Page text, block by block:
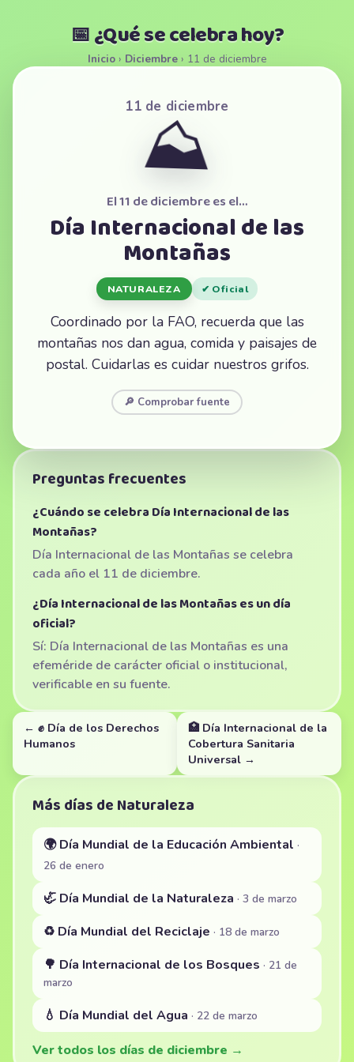
📅 ¿Qué se celebra hoy?
Inicio› Diciembre› 11 de diciembre
11 de diciembre
⛰️
El 11 de diciembre es el…
Día Internacional de las
Montañas
NATURALEZA ✔ Oficial
Coordinado por la FAO, recuerda que las
montañas nos dan agua, comida y paisajes de
postal. Cuidarlas es cuidar nuestros grifos.
🔎 Comprobar fuente
Preguntas frecuentes
¿Cuándo se celebra Día Internacional de las
Montañas?
Día Internacional de las Montañas se celebra
cada año el 11 de diciembre.
¿Día Internacional de las Montañas es un día
oficial?
Sí: Día Internacional de las Montañas es una
efeméride de carácter oficial o institucional,
verificable en su fuente.
← ✊ Día de los Derechos
Humanos
🏥 Día Internacional de la
Cobertura Sanitaria
Universal →
Más días de Naturaleza
🌍 Día Mundial de la Educación Ambiental ·
26 de enero
🦏 Día Mundial de la Naturaleza · 3 de marzo
♻️ Día Mundial del Reciclaje · 18 de marzo
🌳 Día Internacional de los Bosques · 21 de
marzo
💧 Día Mundial del Agua · 22 de marzo
Ver todos los días de diciembre →